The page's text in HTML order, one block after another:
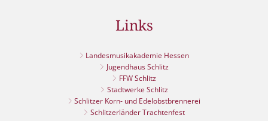
Links
Landesmusikakademie Hessen
Jugendhaus Schlitz
FFW Schlitz
Stadtwerke Schlitz
Schlitzer Korn- und Edelobstbrennerei
Schlitzerländer Trachtenfest